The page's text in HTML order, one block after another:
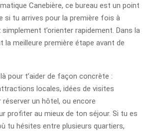
Canebière, ce bureau est un point
si tu arrives pour la première fois à
t’orienter rapidement. Dans la
la meilleure première étape avant de
pour t’aider de façon concrète :
locales, idées de visites
un hôtel, ou encore
profiter au mieux de ton séjour. Si tu es
tu hésites entre plusieurs quartiers,